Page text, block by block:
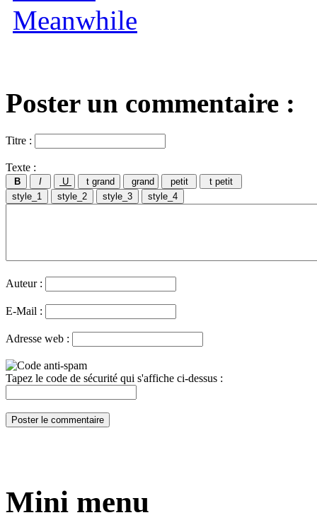
Poster un commentaire :
Titre :
Texte :
Auteur :
E-Mail :
Adresse web :
Tapez le code de sécurité qui s'affiche ci-dessus :
Mini menu